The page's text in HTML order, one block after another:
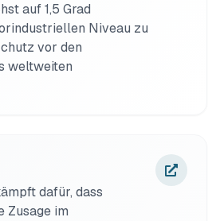
auf 1,5 Grad
Niveau zu
vor den
weltweiten
dafür, dass
Zusage im